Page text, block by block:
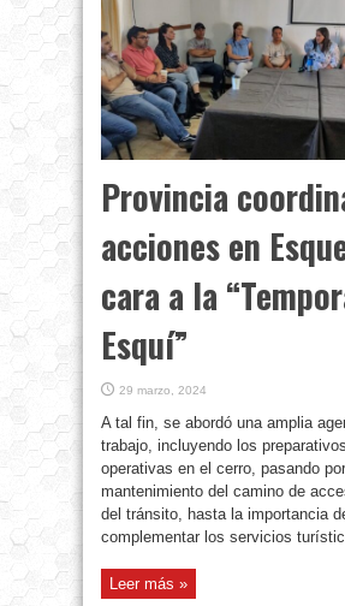
Provincia
acciones en
cara a la
Esquí”
29 marzo, 2024
A tal fin, se abordó una amplia
trabajo, incluyendo los
operativas en el cerro, pasando
mantenimiento del camino de
del tránsito, hasta la importancia
complementar los servicios
Leer más »